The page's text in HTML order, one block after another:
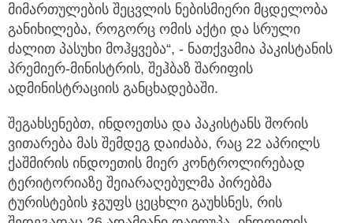
მიმართულების შეცვლის ნებისმიერი მცდელობა
განიხილება, როგორც ომის აქტი და სრული
ძალით პასუხი მოჰყვება“, - ნათქვამია პაკისტანის
პრემიერ-მინისტრის, შეჰბაზ შარიფის
ადმინისტრაციის განცხადებაში.
შეგახსენებთ, ინდოეთსა და პაკისტანს შორის
ვითარება მას შემდეგ დაიძაბა, რაც 22 აპრილს
ქაშმირის ინდოეთის მიერ კონტროლირებად
ტერიტორიაზე შეიარაღებულმა პირებმა
ტურისტების ჯგუფს ცეცხლი გაუხსნეს, რის